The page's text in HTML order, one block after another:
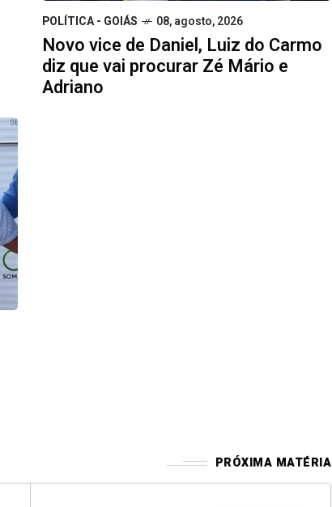
POLÍTICA - GOIÁS 08, agosto, 2026
Novo vice de Daniel, Luiz do Carmo
diz que vai procurar Zé Mário e
Adriano
PRÓXIMA MATÉRIA